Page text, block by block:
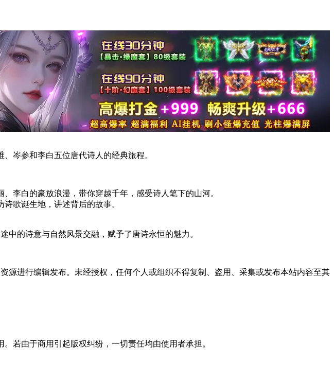
岑参和李白五位唐代诗人的经典旅程。
李白的豪放浪漫，带你穿越千年，感受诗人笔下的山河。
歌诞生地，讲述背后的故事。
中的诗意与自然风景交融，赋予了唐诗永恒的魅力。
进行编辑发布。未经授权，任何个人或组织不得复制、盗用、采集或发布本站内容至其
若由于商用引起版权纠纷，一切责任均由使用者承担。